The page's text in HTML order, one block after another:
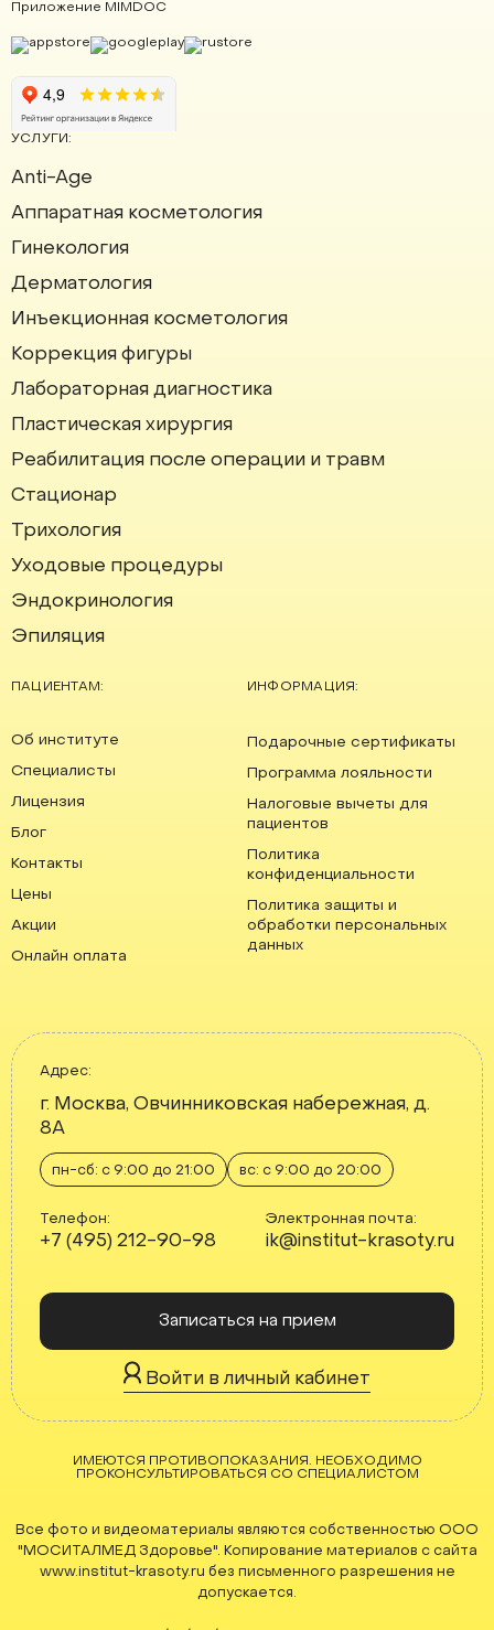
Приложение MIMDOC
УСЛУГИ:
Anti-Age
Аппаратная косметология
Гинекология
Дерматология
Инъекционная косметология
Коррекция фигуры
Лабораторная диагностика
Пластическая хирургия
Реабилитация после операции и травм
Стационар
Трихология
Уходовые процедуры
Эндокринология
Эпиляция
ПАЦИЕНТАМ:
Об институте
Специалисты
Лицензия
Блог
Контакты
Цены
Акции
Онлайн оплата
ИНФОРМАЦИЯ:
Подарочные сертификаты
Программа лояльности
Налоговые вычеты для
пациентов
Политика
конфиденциальности
Политика защиты и
обработки персональных
данных
ИМЕЮТСЯ ПРОТИВОПОКАЗАНИЯ. НЕОБХОДИМО
ПРОКОНСУЛЬТИРОВАТЬСЯ СО СПЕЦИАЛИСТОМ
Все фото и видеоматериалы являются собственностью ООО
"МОСИТАЛМЕД Здоровье". Копирование материалов с сайта
www.institut-krasoty.ru без письменного разрешения не
допускается.
Адрес:
г. Москва, Овчинниковская набережная, д.
8А
пн-сб: с 9:00 до 21:00 вс: с 9:00 до 20:00
Телефон:
+7 (495) 212-90-98
Электронная почта:
ik@institut-krasoty.ru
Записаться на прием
Войти в личный кабинет